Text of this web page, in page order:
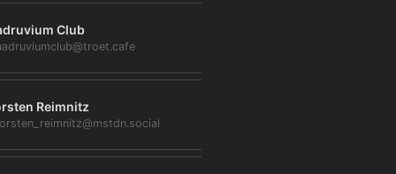
Club
Reimnitz